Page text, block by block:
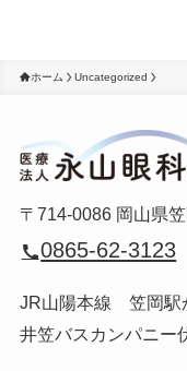
ホーム Uncategorized
〒714-0086 岡山県
0865-62-3123
JR山陽本線 笠岡駅
井笠バスカンパニー